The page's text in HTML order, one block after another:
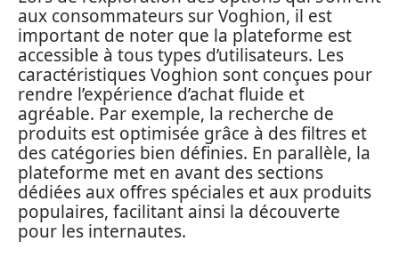
aux consommateurs sur Voghion, il est
important de noter que la plateforme est
accessible à tous types d’utilisateurs. Les
caractéristiques Voghion sont conçues pour
rendre l’expérience d’achat fluide et
agréable. Par exemple, la recherche de
produits est optimisée grâce à des filtres et
des catégories bien définies. En parallèle, la
plateforme met en avant des sections
dédiées aux offres spéciales et aux produits
populaires, facilitant ainsi la découverte
pour les internautes.